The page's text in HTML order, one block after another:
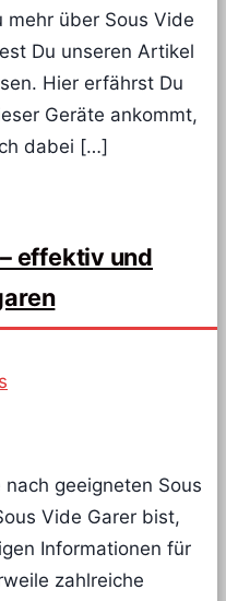
über Sous Vide
Du unseren Artikel
Hier erfährst Du
Geräte ankommt,
dabei […]
effektiv und
geeigneten Sous
Vide Garer bist,
Informationen für
zahlreiche